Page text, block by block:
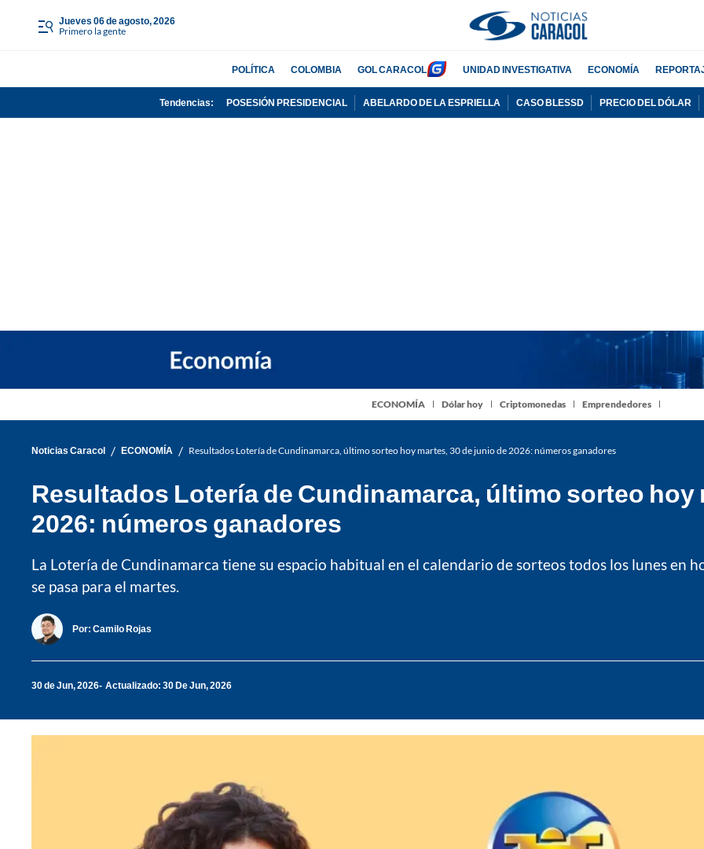
jueves 06 de agosto, 2026
Primero la gente
POLÍTICA COLOMBIA GOL CARACOL UNIDAD INVESTIGATIVA ECONOMÍA
Tendencias: POSESIÓN PRESIDENCIAL ABELARDO DE LA ESPRIELLA CASO BLESSD PRECIO DEL DÓLAR
ECONOMÍA Dólar hoy Criptomonedas Emprendedores
Noticias Caracol / ECONOMÍA / Resultados Lotería de Cundinamarca, último sorteo hoy martes, 30 de junio de 2026: números ganadores
Resultados Lotería de Cundinamarca, último sorteo hoy
2026: números ganadores
La Lotería de Cundinamarca tiene su espacio habitual en el calendario de sorteos todos los lunes en
se pasa para el martes.
Por: Camilo Rojas
30 de Jun, 2026 Actualizado: 30 De Jun, 2026